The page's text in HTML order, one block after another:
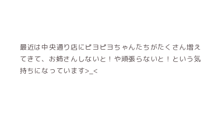
最近は中央通り店にピヨピヨちゃんたちがたくさん増え
てきて、お姉さんしないと！や頑張らないと！という気
持ちになっています>_<